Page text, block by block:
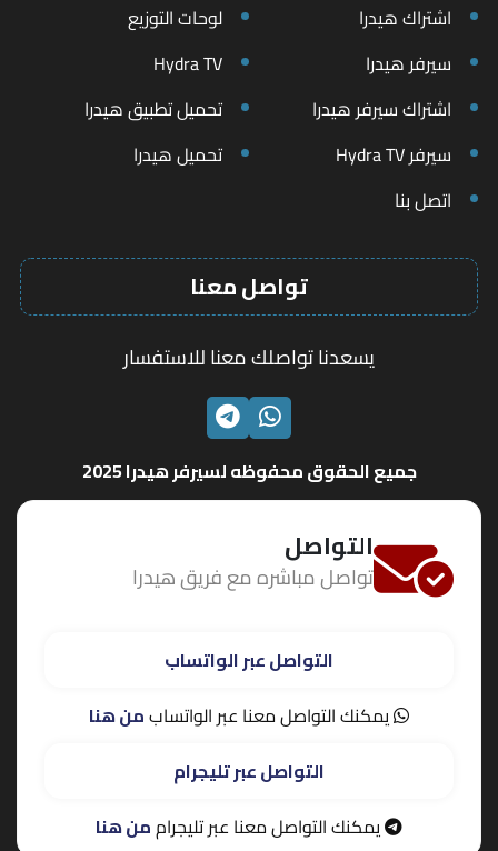
اشتراك هيدرا
لوحات التوزيع
سيرفر هيدرا
Hydra TV
اشتراك سيرفر هيدرا
تحميل تطبيق هيدرا
سيرفر Hydra TV
تحميل هيدرا
اتصل بنا
تواصل معنا
يسعدنا تواصلك معنا للاستفسار
الواتسابتليجرام
جميع الحقوق محفوظه لسيرفر هيدرا 2025
التواصل
تواصل مباشره مع فريق هيدرا
التواصل عبر الواتساب
يمكنك التواصل معنا عبر الواتسابمن هنا
التواصل عبر تليجرام
يمكنك التواصل معنا عبر تليجراممن هنا